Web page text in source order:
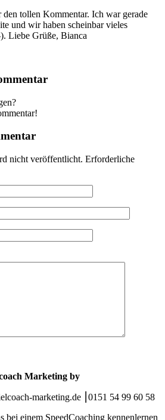
tollen Kommentar. Ich war gerade
und wir haben scheinbar vieles
Liebe Grüße, Bianca
nicht veröffentlicht. Erforderliche
Marketing by
marketing.de ⎮0151 54 99 60 58
bei einem SpeedCoaching kennenlernen